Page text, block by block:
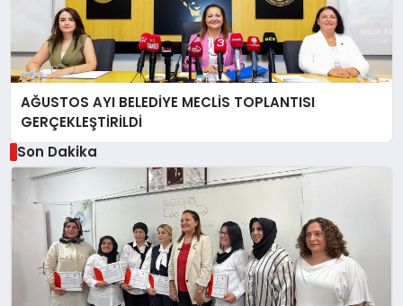
AĞUSTOS AYI BELEDİYE MECLİS TOPLANTISI
GERÇEKLEŞTİRİLDİ
Son Dakika